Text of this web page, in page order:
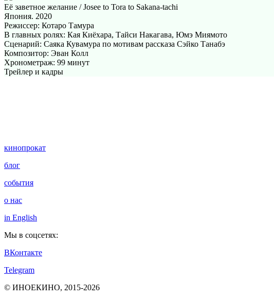
Её заветное желание / Josee to Tora to Sakana-tachi
Япония. 2020
Режиссер: Котаро Тамура
В главных ролях: Кая Киёхара, Тайси Накагава, Юмэ Миямото
Сценарий: Саяка Кувамура по мотивам рассказа Сэйко Танабэ
Композитор: Эван Колл
Хронометраж: 99 минут
Трейлер и кадры
кинопрокат
блог
события
о нас
in English
Мы в соцсетях:
ВКонтакте
Telegram
© ИНОЕКИНО, 2015-2026